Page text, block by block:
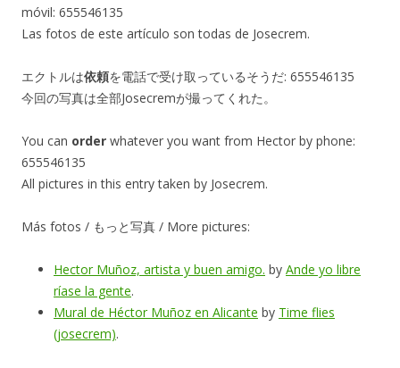
móvil: 655546135
Las fotos de este artículo son todas de Josecrem.
エクトルは依頼を電話で受け取っているそうだ: 655546135
今回の写真は全部Josecremが撮ってくれた。
You can order whatever you want from Hector by phone:
655546135
All pictures in this entry taken by Josecrem.
Más fotos / もっと写真 / More pictures:
Hector Muñoz, artista y buen amigo. by Ande yo libre
ríase la gente.
Mural de Héctor Muñoz en Alicante by Time flies
(josecrem).